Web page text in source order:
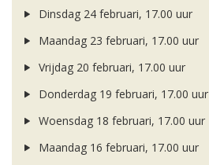
Dinsdag 24 februari, 17.00 uur
Maandag 23 februari, 17.00 uur
Vrijdag 20 februari, 17.00 uur
Donderdag 19 februari, 17.00 uur
Woensdag 18 februari, 17.00 uur
Maandag 16 februari, 17.00 uur